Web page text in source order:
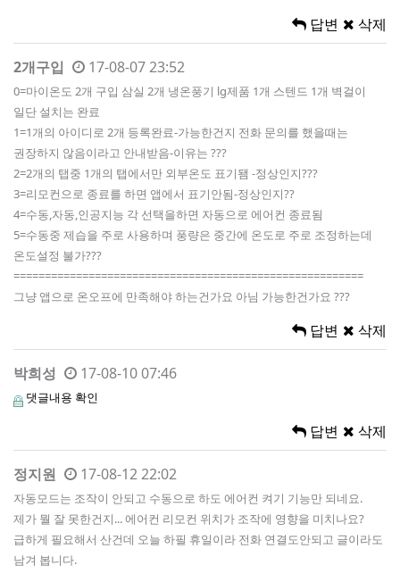
답변 삭제
2개구입 17-08-07 23:52
0=마이온도 2개 구입 삼실 2개 냉온풍기 lg제품 1개 스텐드 1개 벽걸이
일단 설치는 완료
1=1개의 아이디로 2개 등록완료-가능한건지 전화 문의를 했을때는
권장하지 않음이라고 안내받음-이유는 ???
2=2개의 탭중 1개의 탭에서만 외부온도 표기됌 -정상인지???
3=리모컨으로 종료를 하면 앱에서 표기안됨-정상인지??
4=수동,자동,인공지능 각 선택을하면 자동으로 에어컨 종료됨
5=수동중 제습을 주로 사용하며 풍량은 중간에 온도로 주로 조정하는데
온도설정 불가???
========================================================
그냥 앱으로 온오프에 만족해야 하는건가요 아님 가능한건가요 ???
답변 삭제
박희성 17-08-10 07:46
댓글내용 확인
답변 삭제
정지원 17-08-12 22:02
자동모드는 조작이 안되고 수동으로 하도 에어컨 켜기 기능만 되네요.
제가 뭘 잘 못한건지... 에어컨 리모컨 위치가 조작에 영향을 미치나요?
급하게 필요해서 산건데 오늘 하필 휴일이라 전화 연결도안되고 글이라도
남겨 봅니다.